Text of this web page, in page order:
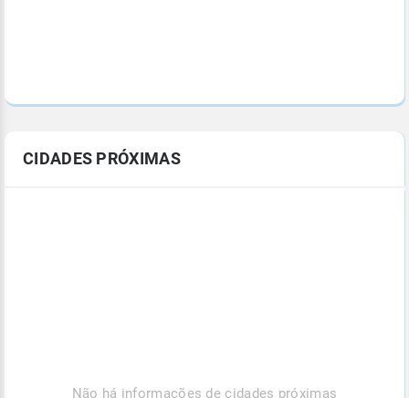
CIDADES PRÓXIMAS
Não há informações de cidades próximas